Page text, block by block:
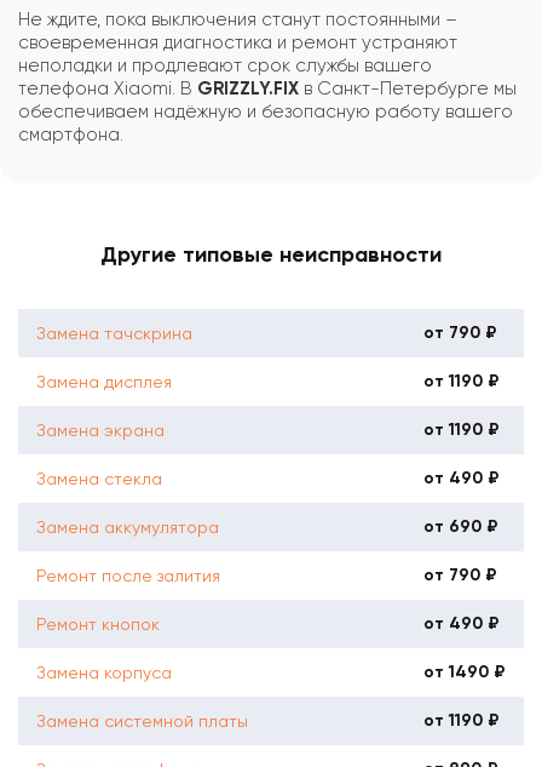
Не ждите, пока выключения станут постоянными –
своевременная диагностика и ремонт устраняют
неполадки и продлевают срок службы вашего
телефона Xiaomi. В GRIZZLY.FIX в Санкт-Петербурге мы
обеспечиваем надёжную и безопасную работу вашего
смартфона.
Другие типовые неисправности
Замена тачскрина от 790 ₽
Замена дисплея от 1190 ₽
Замена экрана от 1190 ₽
Замена стекла от 490 ₽
Замена аккумулятора от 690 ₽
Ремонт после залития от 790 ₽
Ремонт кнопок от 490 ₽
Замена корпуса от 1490 ₽
Замена системной платы от 1190 ₽